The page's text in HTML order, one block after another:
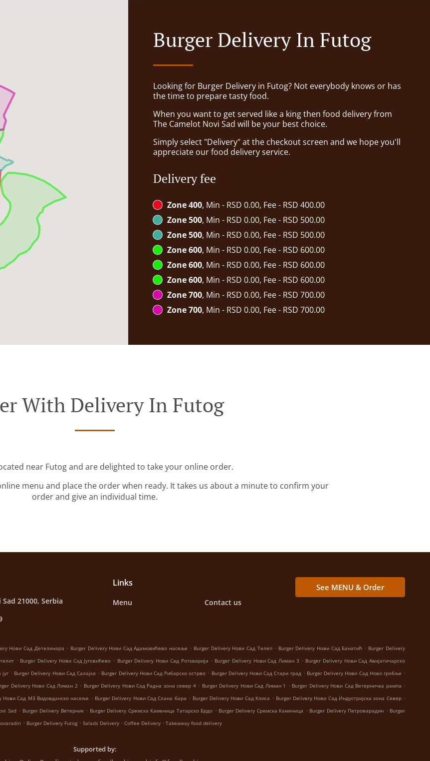
Burger Delivery In Futog
Looking for Burger Delivery in Futog? Not everybody knows or has
the time to prepare tasty food.
When you want to get served like a king then food delivery from
The Camelot Novi Sad will be your best choice.
Simply select "Delivery" at the checkout screen and we hope you'll
appreciate our food delivery service.
Delivery fee
Zone 400, Min - RSD 0.00, Fee - RSD 400.00
Zone 500, Min - RSD 0.00, Fee - RSD 500.00
Zone 500, Min - RSD 0.00, Fee - RSD 500.00
Zone 600, Min - RSD 0.00, Fee - RSD 600.00
Zone 600, Min - RSD 0.00, Fee - RSD 600.00
Zone 600, Min - RSD 0.00, Fee - RSD 600.00
Zone 700, Min - RSD 0.00, Fee - RSD 700.00
Zone 700, Min - RSD 0.00, Fee - RSD 700.00
With Delivery In Futog
near Futog and are delighted to take your online order.
menu and place the order when ready. It takes us about a minute to confirm your
order and give an individual time.
21000, Serbia
Links
Menu Contact us
See MENU & Order
Нови Сад Детелинара . Burger Delivery Нови Сад Адамовићево насеље . Burger Delivery Нови Сад Телеп . Burger Delivery Нови Сад Банатић . Burger Delivery
. Burger Delivery Нови Сад Југовићево . Burger Delivery Нови Сад Роткварија . Burger Delivery Нови Сад Лиман 3 . Burger Delivery Нови Сад Авијатичарско
. Burger Delivery Нови Сад Салајка . Burger Delivery Нови Сад Рибарско острво . Burger Delivery Нови Сад Стари град . Burger Delivery Нови Сад Ново гробље .
Delivery Нови Сад Лиман 2 . Burger Delivery Нови Сад Радна зона север 4 . Burger Delivery Нови Сад Лиман 1 . Burger Delivery Нови Сад Ветерничка рампа .
Нови Сад МЗ Видовданско насеље . Burger Delivery Нови Сад Слана бара . Burger Delivery Нови Сад Клиса . Burger Delivery Нови Сад Индустријска зона Север .
Sad . Burger Delivery Ветерник . Burger Delivery Сремска Каменица Татарско Брдо . Burger Delivery Сремска Каменица . Burger Delivery Петроварадин . Burger
. Burger Delivery Futog . Salads Delivery . Coffee Delivery . Takeaway food delivery
Supported by: